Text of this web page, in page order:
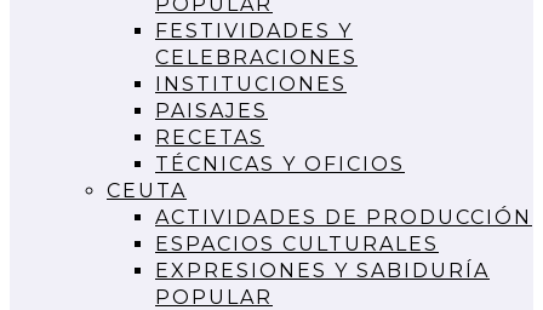
FESTIVIDADES Y
CELEBRACIONES
INSTITUCIONES
PAISAJES
RECETAS
TÉCNICAS Y OFICIOS
CEUTA
ACTIVIDADES DE PRODUCCIÓN
ESPACIOS CULTURALES
EXPRESIONES Y SABIDURÍA
POPULAR